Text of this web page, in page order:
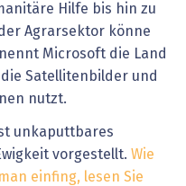
Hilfe bis hin zu
Agrarsektor könne
Microsoft die Land
Satellitenbilder und
nutzt.
unkaputtbares
vorgestellt. Wie
einfing, lesen Sie